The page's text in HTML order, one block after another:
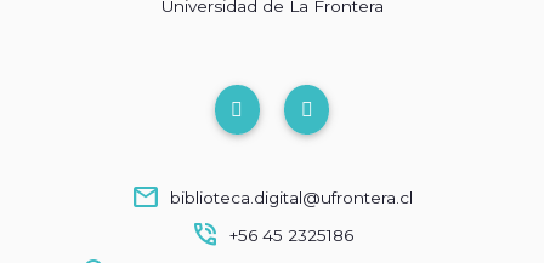
Universidad de La Frontera
mail biblioteca.digital@ufrontera.cl
phone_in_talk +56 45 2325186